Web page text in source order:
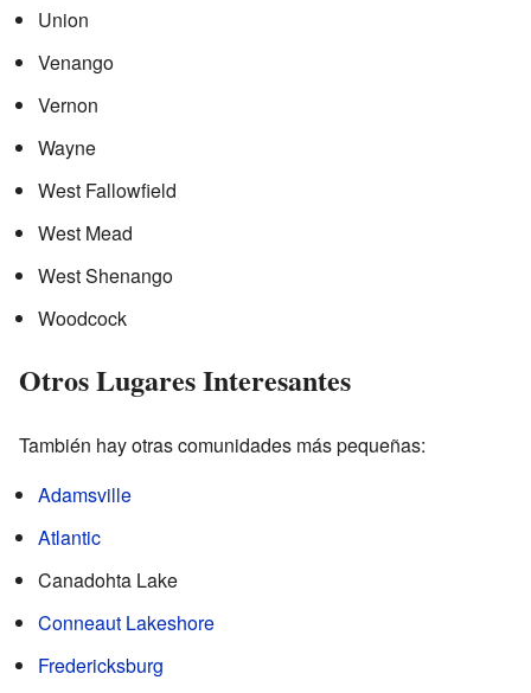
Union
Venango
Vernon
Wayne
West Fallowfield
West Mead
West Shenango
Woodcock
Otros Lugares Interesantes
También hay otras comunidades más pequeñas:
Adamsville
Atlantic
Canadohta Lake
Conneaut Lakeshore
Fredericksburg